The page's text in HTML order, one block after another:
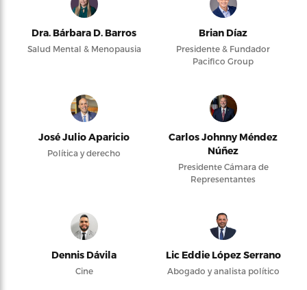
Dra. Bárbara D. Barros
Salud Mental & Menopausia
Brian Díaz
Presidente & Fundador
Pacifico Group
José Julio Aparicio
Política y derecho
Carlos Johnny Méndez
Núñez
Presidente Cámara de
Representantes
Dennis Dávila
Cine
Lic Eddie López Serrano
Abogado y analista político